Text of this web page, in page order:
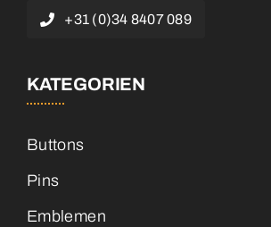
+31 (0)34 8407 089
KATEGORIEN
Buttons
Pins
Emblemen